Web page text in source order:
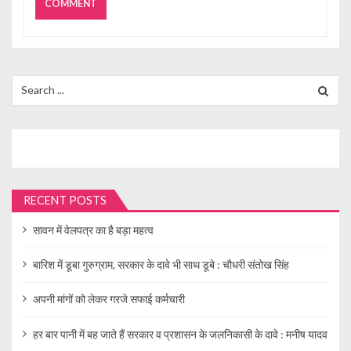
for:
RECENT POSTS
सावन में वेलपत्र का है बड़ा महत्व
बारिश में डूबा गुरुग्राम, सरकार के दावे भी साथ डूबे : चौधरी संतोख सिंह
अपनी मांगों को लेकर गरजे सफाई कर्मचारी
हर बार पानी में बह जाते हैं सरकार व प्रशासन के जलनिकासी के दावे : मनीष यादव